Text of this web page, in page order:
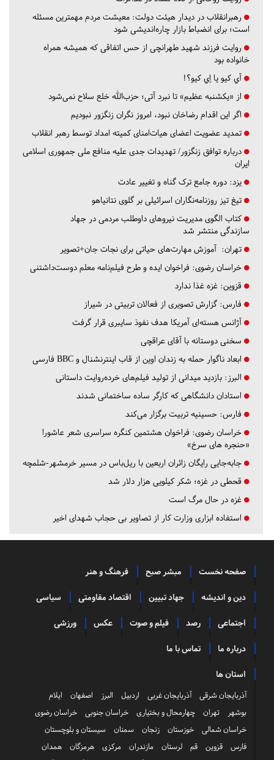
رهبرانقلاب در دیدار هیئت دولت: معیشت مردم مهمترین مسئله
است؛ برای انضباط بازار چاره‌اندیشی شود
روایت فرزند شهید طهرانچی از حس اتفاقی که همیشه همراه
خانواده بود
آي كيو يا اِي كيو؟!
از «یکشنبه عظیم» تا نبرد آتی؛ حزب‌الله خلع سلاح نمی‌شود
اگر این اقدام رضاخان نبود، امروز نگران زنگزور نبودیم
تمدید عضویت اعضای هیات‌امنای کمیته امداد توسط رهبر انقلاب
درباره توافق زنگزور/ تهدیدات جدی علیه منافع ملی جمهوری اسلامی
ایران
یزد: دوره جامع ترک گناه و تغییر عادت
تیغ تیز روزنامه‌نگاران اسرائیلی بر گلوی نتانیاهو
کتاب الگوی مدیریت نیروهای داوطلب مردمی در جهاد
سازندگی منتشر شد
تهران: آموزش مهارت‌های حیاتی برای نجات جان+تصویر
خراسان رضوی: فراخوان ایده و طرح فیلم‌نامه معلم دوست‌داشتنی
قزوین: غزه غذا ندارد
فارس: گزارش تصویری از فعالان تربیتی در شیراز
آژانس هسته‌ای آمریکا هدف نفوذ سایبری قرار گرفت
سخنی دوستانه با آقای عراقچی
ابعاد ناگوار حمله به زندان اوین از قاب اینترنشنال و BBC فارسی
البرز: بازدید میدانی از تولید فیلم‌های خرده‌روایت داستانی
استادان دانشگاهی که کارگر ساده ساختمانی شدند
فارس: حسینیه تربیت برگزار می‌کند
خراسان رضوی: فراخوان هشتمین کنگره سراسری شعر عاشورا
«حنجره های سرخ»
جابه‌جایی رایگان زائران اربعین با ریل‌باس در مسیر خرمشهر-شلمچه
قحطی در غزه؛ شکر کیلویی هزار دلار شد
غزه در حال مرگ است
استفاده ابزاری وزارت کار از تصاویر بی حجاب شهدای اخیر
صفحه نخست مبشر صبح فرهنگ و هنر
دین و اندیشه جهاد تبیین اقتصاد مقاومتی سیاسی
اجتماعی رصد فیلم و صوت عکس ورزشی
درباره ما تماس با ما
استان ها
آذربایجان شرقی آذربایجان غربی اردبیل البرز اصفهان
ایلام
بوشهر
تهران چهارمحال و بختیاری خراسان جنوبی
خراسان رضوی
خراسان شمالی
خوزستان زنجان سمنان
سیستان و بلوچستان
فارس
قزوین قم لرستان مازندران مرکزی هرمزگان
همدان